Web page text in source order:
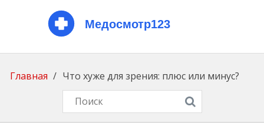
Главная Что хуже для зрения: плюс или минус?